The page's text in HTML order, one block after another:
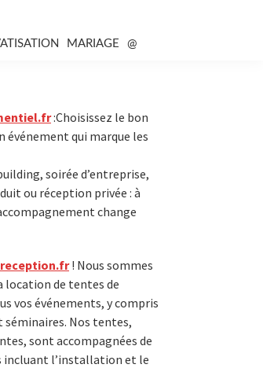
MARIAGE @
:Choisissez le bon
événement qui marque les
soirée d’entreprise,
ou réception privée : à
change
! Nous sommes
location de tentes de
vos événements, y compris
séminaires. Nos tentes,
sont accompagnées de
incluant l’installation et le